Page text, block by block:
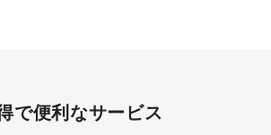
で便利なサービス